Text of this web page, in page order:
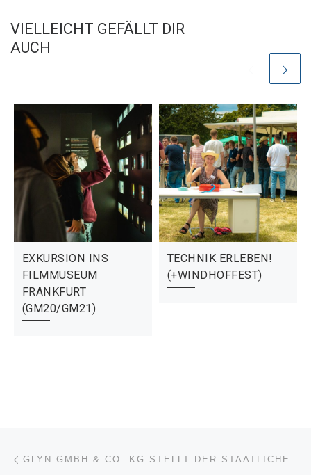
VIELLEICHT GEFÄLLT DIR
AUCH
EXKURSION INS
FILMMUSEUM
FRANKFURT
(GM20/GM21)
TECHNIK ERLEBEN!
(+WINDHOFFEST)
Beitragsnavigation GLYN GMBH & CO. KG STELLT DER STAATLICHEN TECHNIKAKADEMIE WEILBURG SMART EMBEDDED STARTERKITS ZUR VERFÜGUNG